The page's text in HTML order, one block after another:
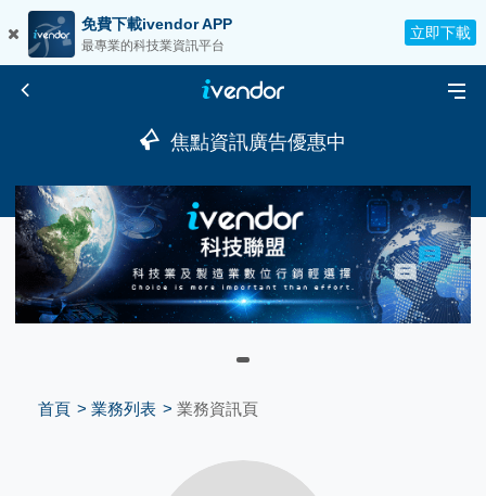
免費下載ivendor APP
最專業的科技業資訊平台
立即下載
焦點資訊廣告優惠中
首頁 業務列表 業務資訊頁